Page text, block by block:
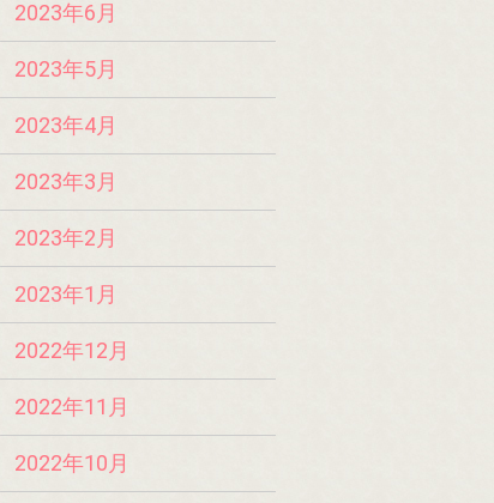
2023年6月
2023年5月
2023年4月
2023年3月
2023年2月
2023年1月
2022年12月
2022年11月
2022年10月